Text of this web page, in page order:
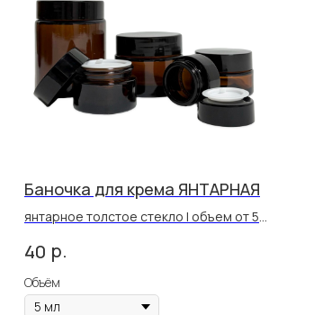
Баночка для крема ЯНТАРНАЯ
янтарное толстое стекло | объем от 5
40 р.
Объём